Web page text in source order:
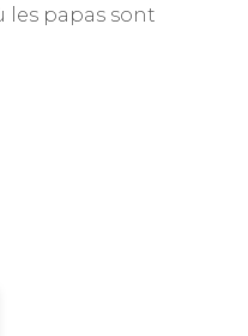
les papas sont